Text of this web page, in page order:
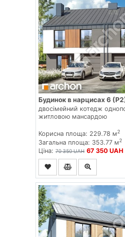
Будинок в нарцисах 6
двосімейний котедж
житловою мансардою
Корисна площа: 229.78 м2
Загальна площа: 353.77 м2
Ціна: 70 350 UAH 67 350 UAH